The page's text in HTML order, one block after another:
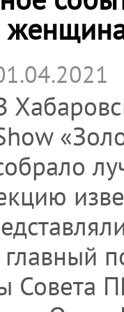
Совета